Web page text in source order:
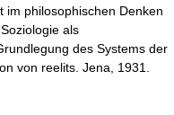
im philosophischen Denken
als
des Systems der
von reelits. Jena, 1931.